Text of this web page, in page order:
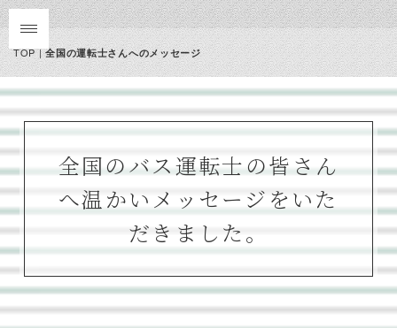
TOP|全国の運転士さんへのメッセージ
全国のバス運転士の皆さん
へ温かいメッセージをいた
だきました。